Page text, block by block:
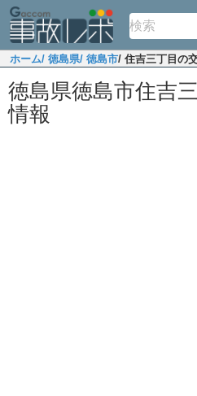
ホーム/ 徳島県/ 徳島市/ 住吉三丁目の
徳島県徳島市住吉
情報